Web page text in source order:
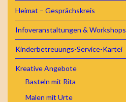
Heimat – Gesprächskreis
Infoveranstaltungen & Workshops
Kinderbetreuungs-Service-Kartei
Kreative Angebote
Basteln mit Rita
Malen mit Urte